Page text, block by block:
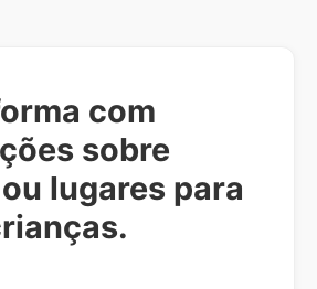
com
sobre
lugares para